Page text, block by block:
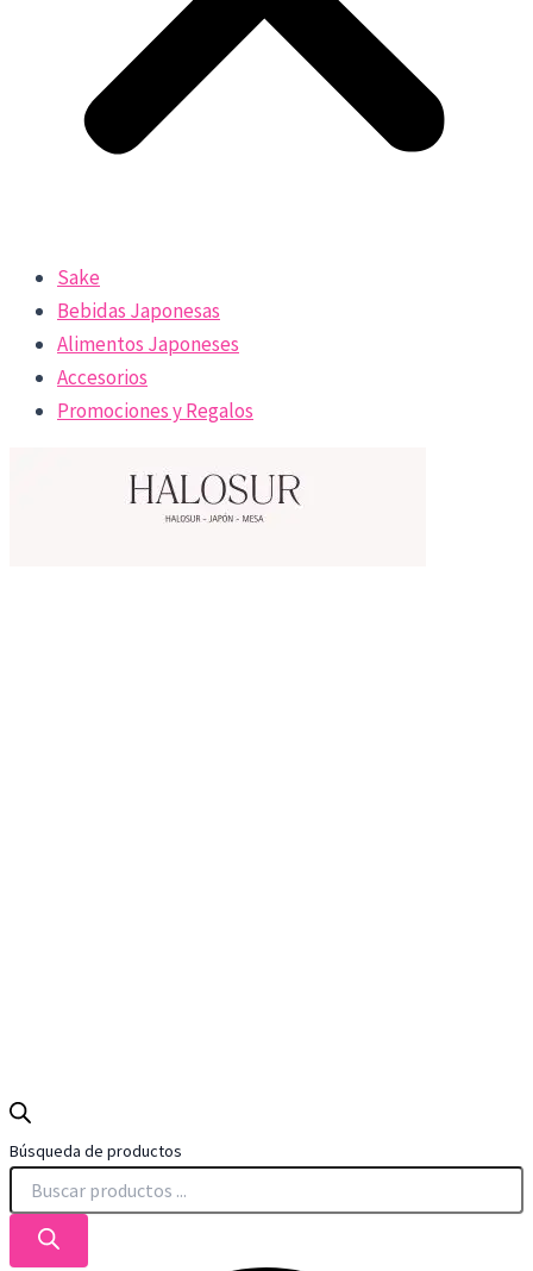
Sake
Bebidas Japonesas
Alimentos Japoneses
Accesorios
Promociones y Regalos
Búsqueda de productos